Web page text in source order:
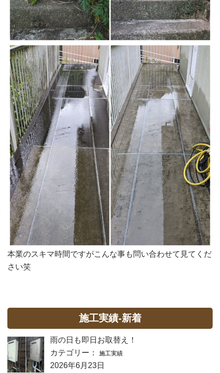
本業のスキマ時間ですがこんな事も問い合わせて見てくだ
さい笑
施工実績-新着
雨の日も即日お取替え！
カテゴリー：
施工実績
2026年6月23日